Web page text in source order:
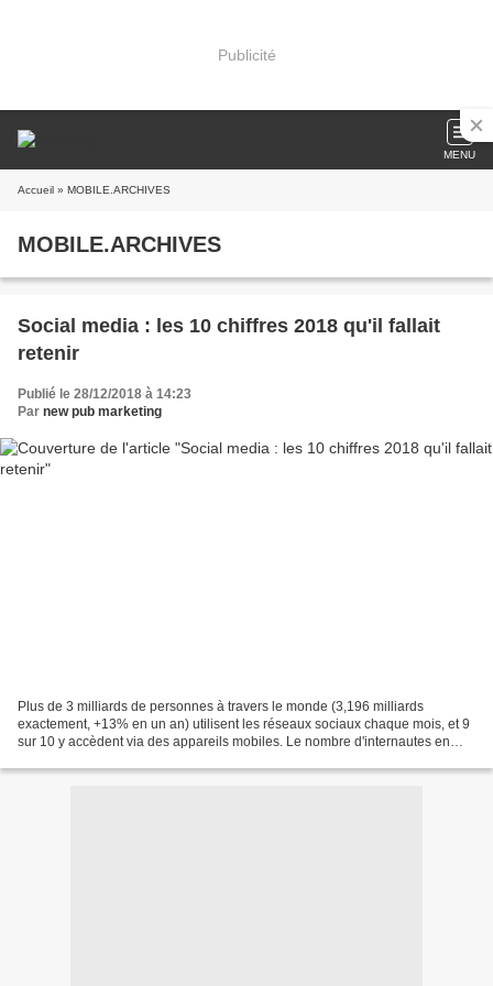
Publicité
MENU
Accueil » MOBILE.ARCHIVES
MOBILE.ARCHIVES
Social media : les 10 chiffres 2018 qu'il fallait
retenir
Publié le 28/12/2018 à 14:23
Par new pub marketing
Plus de 3 milliards de personnes à travers le monde (3,196 milliards
exactement, +13% en un an) utilisent les réseaux sociaux chaque mois, et 9
sur 10 y accèdent via des appareils mobiles. Le nombre d'internautes en